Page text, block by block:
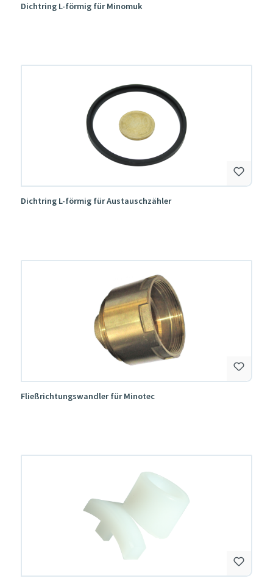
Dichtring L-förmig für Minomuk
Dichtring L-förmig für Austauschzähler
Fließrichtungswandler für Minotec